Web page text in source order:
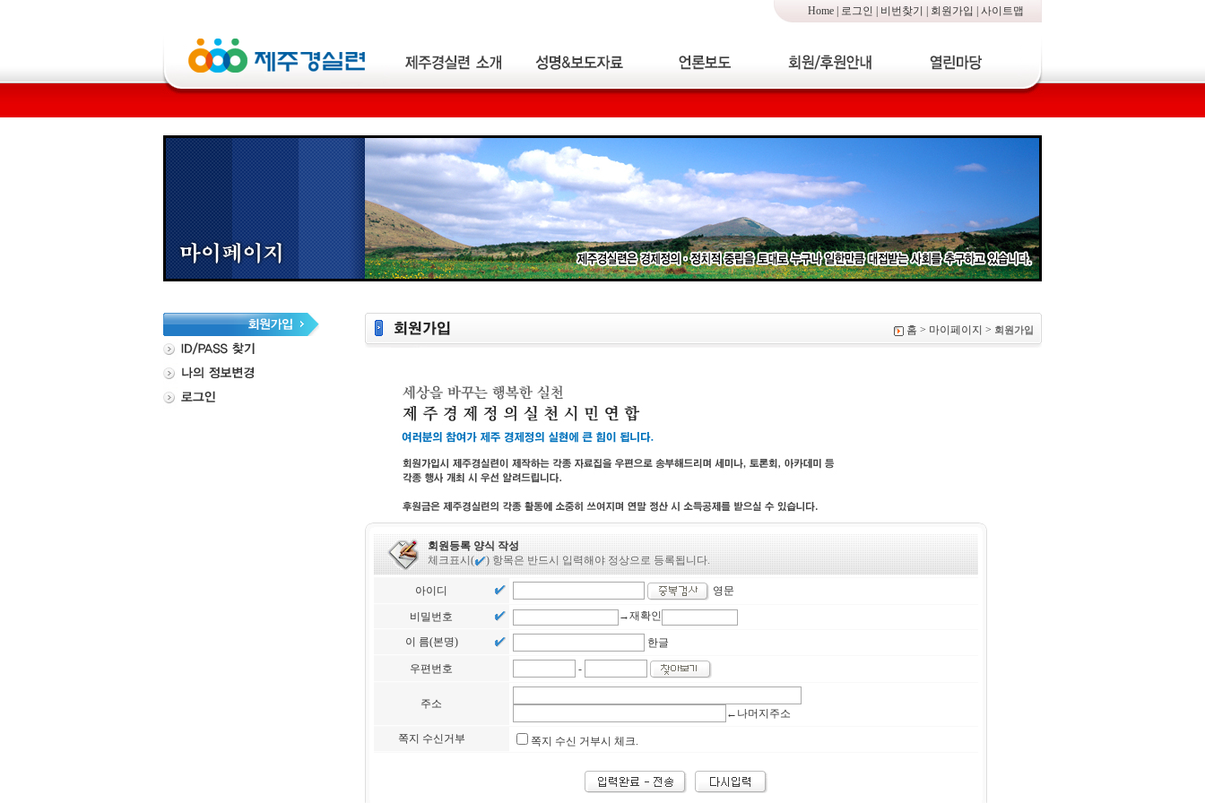
Home 로그인 비번찾기 회원가입 사이트맵
홈 > 마이페이지 > 회원가입
회원등록 양식 작성
체크표시(
) 항목은 반드시 입력해야 정상으로 등록됩니다.
아이디 영문
비밀번호 →재확인
이 름(본명) 한글
우편번호 -
주소
←나머지주소
쪽지 수신거부
쪽지 수신 거부시 체크.